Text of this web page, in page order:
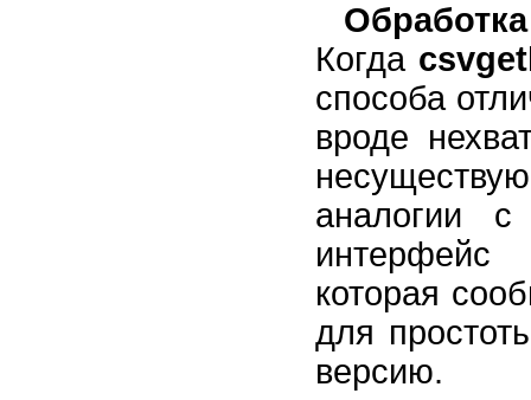
Когда
способа
вроде
аналогии
которая
для
версию.